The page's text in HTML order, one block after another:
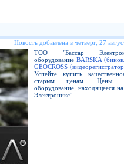
Новость добавлена в четверг, 27
ТОО "Бассар
оборудованиеBARSKA
GEOCROSS
Успейте купить
старым ценам. Цены
оборудование, находящееся
Электроникс".